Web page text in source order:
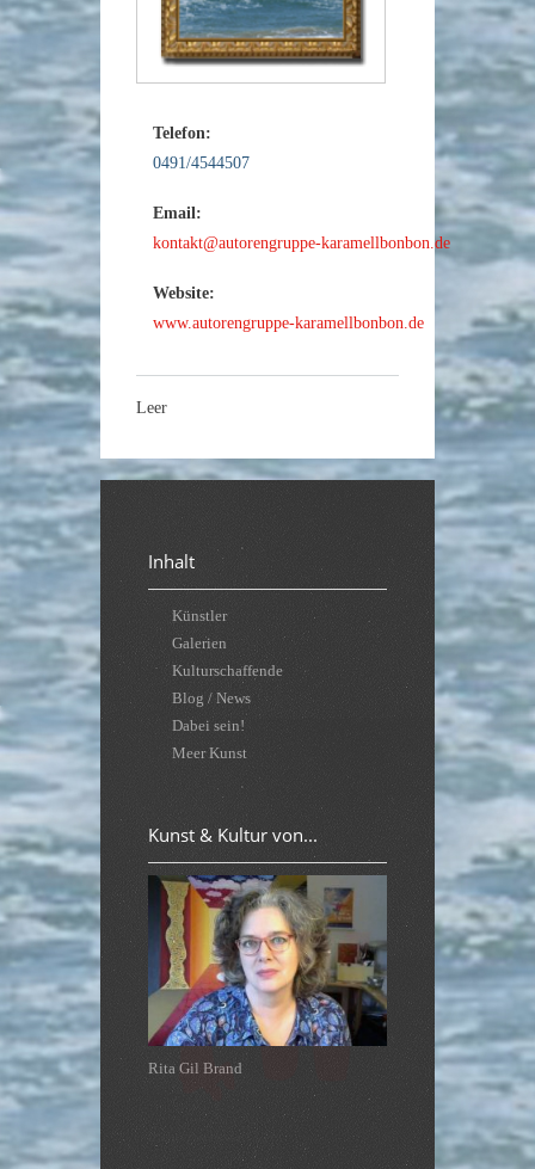
Telefon:
0491/4544507
Email:
kontakt@autorengruppe-karamellbonbon.de
Website:
www.autorengruppe-karamellbonbon.de
Leer
Inhalt
Künstler
Galerien
Kulturschaffende
Blog / News
Dabei sein!
Meer Kunst
Kunst & Kultur von...
theaterwerkstatt Leer